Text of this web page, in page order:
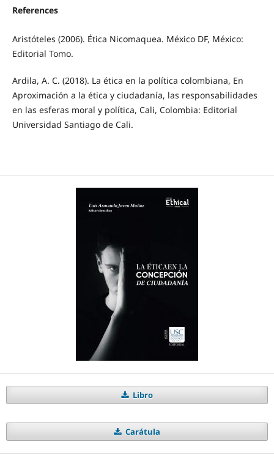
References
Aristóteles (2006). Ética Nicomaquea. México DF, México:
Editorial Tomo.
Ardila, A. C. (2018). La ética en la política colombiana, En
Aproximación a la ética y ciudadanía, las responsabilidades
en las esferas moral y política, Cali, Colombia: Editorial
Universidad Santiago de Cali.
Libro
Carátula